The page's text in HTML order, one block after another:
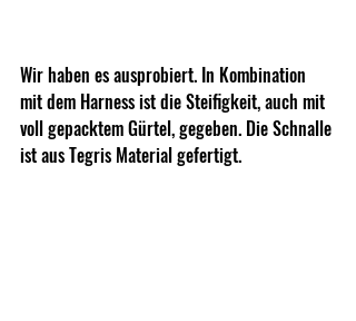
Wir haben es ausprobiert. In Kombination
mit dem Harness ist die Steifigkeit, auch mit
voll gepacktem Gürtel, gegeben. Die Schnalle
ist aus Tegris Material gefertigt.